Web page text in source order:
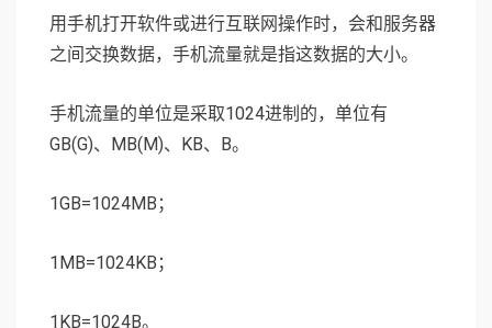
用手机打开软件或进行互联网操作时，会和服务器
之间交换数据，手机流量就是指这数据的大小。
手机流量的单位是采取1024进制的，单位有
GB(G)、MB(M)、KB、B。
1GB=1024MB；
1MB=1024KB；
1KB=1024B。